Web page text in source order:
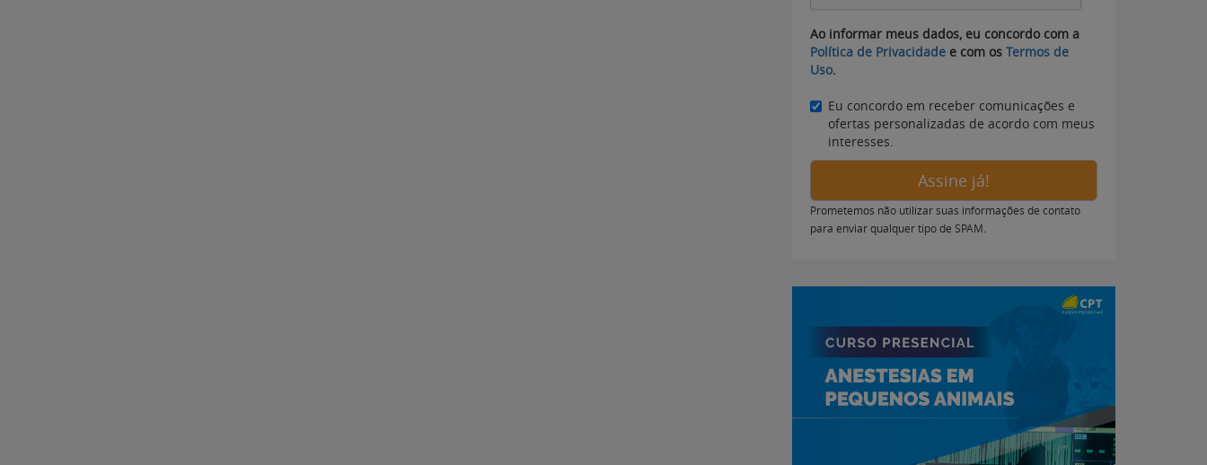
Ao informar meus dados, eu concordo com a
Política de Privacidade e com os Termos de
Uso.
Eu concordo em receber comunicações e
ofertas personalizadas de acordo com meus
interesses.
Assine já!
Prometemos não utilizar suas informações de contato
para enviar qualquer tipo de SPAM.